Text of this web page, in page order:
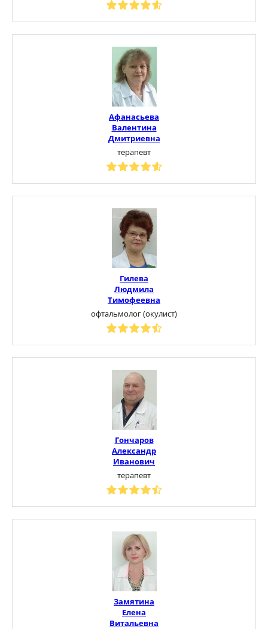
Афанасьева
Валентина
Дмитриевна
терапевт
Гилева
Людмила
Тимофеевна
офтальмолог (окулист)
Гончаров
Александр
Иванович
терапевт
Замятина
Елена
Витальевна